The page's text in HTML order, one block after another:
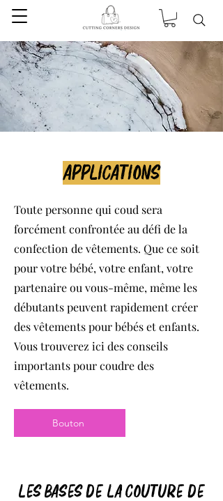
Applications
Toute personne qui coud sera
forcément confrontée au défi de la
confection de vêtements. Que ce soit
pour votre bébé, votre enfant, votre
partenaire ou vous-même, même les
débutants peuvent rapidement créer
des vêtements pour bébés et enfants.
Vous trouverez ici des conseils
importants pour coudre des
vêtements.
Bouton
Les bases de la couture de